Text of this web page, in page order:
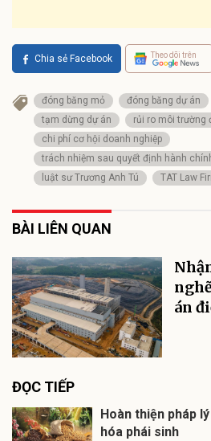
Chia sẻ Facebook Theo dõi trên
đóng băng mỏ đóng băng dự án
tạm dừng dự án
rủi ro môi trường
chi phí cơ hội doanh nghiệp
trách nhiệm sau quyết định hành
luật sư Trương Anh Tú
TAT Law
BÀI LIÊN QUAN
án
ĐỌC TIẾP
Hoàn thiện pháp
hóa phái sinh